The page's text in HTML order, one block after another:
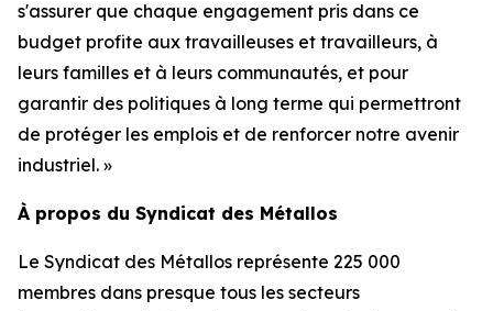
s'assurer que chaque engagement pris dans ce
budget profite aux travailleuses et travailleurs, à
leurs familles et à leurs communautés, et pour
garantir des politiques à long terme qui permettront
de protéger les emplois et de renforcer notre avenir
industriel. »
À propos du Syndicat des Métallos
Le Syndicat des Métallos représente 225 000
membres dans presque tous les secteurs